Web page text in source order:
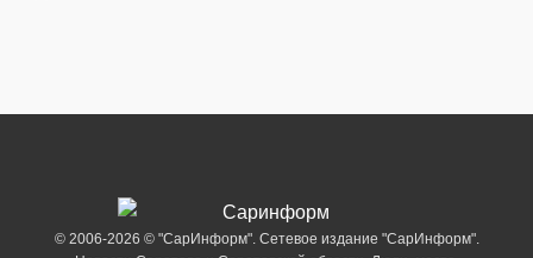
© 2006-2026 © "СарИнформ". Сетевое издание "СарИнформ".